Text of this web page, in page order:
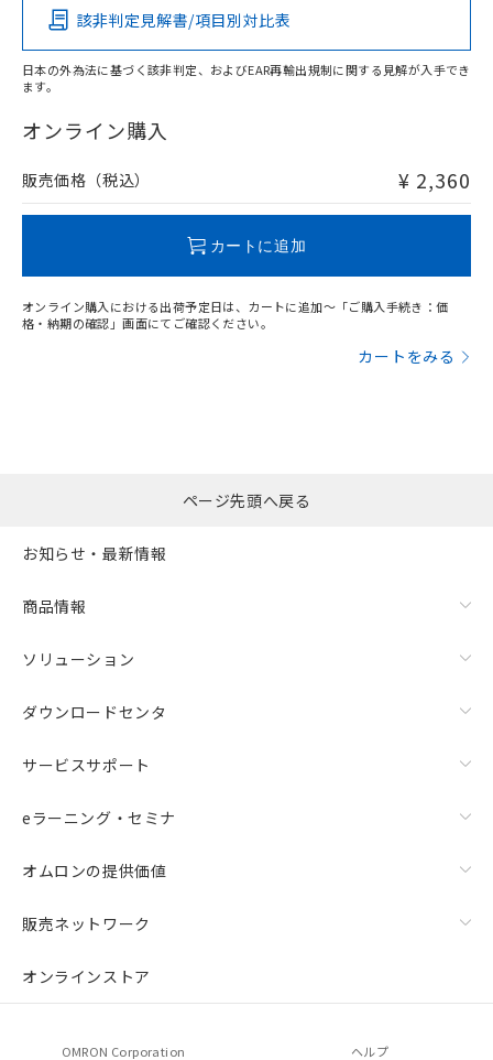
O
在庫等で未対応品が混在する可能性があります。
問い合わせください。
該非判定見解書/項目別対比表
日本の外為法に基づく該非判定、およびEAR再輸出規制に関する見解が入手でき
ます。
オンライン購入
販売価格（税込） ¥ 2,360
カートに追加
オンライン購入における出荷予定日は、カートに追加～「ご購入手続き：価
格・納期の確認」画面にてご確認ください。
カートをみる
ページ先頭へ戻る
お知らせ・最新情報
商品情報
ソリューション
ダウンロードセンタ
サービスサポート
eラーニング・セミナ
オムロンの提供価値
販売ネットワーク
オンラインストア
OMRON Corporation ヘルプ